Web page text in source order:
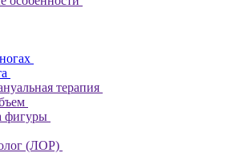
терапия
фигуры
(ЛОР)